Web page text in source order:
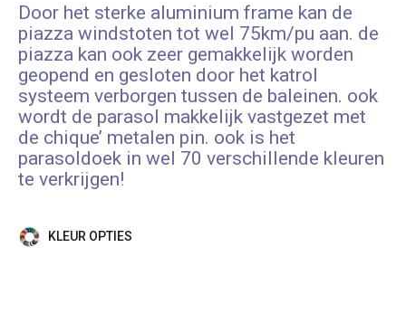
Door het sterke aluminium frame kan de
piazza windstoten tot wel 75km/pu aan. de
piazza kan ook zeer gemakkelijk worden
geopend en gesloten door het katrol
systeem verborgen tussen de baleinen. ook
wordt de parasol makkelijk vastgezet met
de chique’ metalen pin. ook is het
parasoldoek in wel 70 verschillende kleuren
te verkrijgen!
KLEUR OPTIES